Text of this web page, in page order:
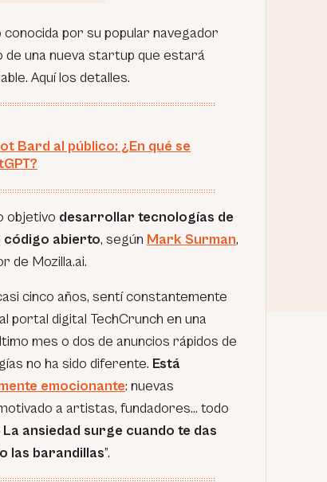
por su popular navegador
de una nueva startup que estará
Aquí los detalles.
Bard al público: ¿En qué se
objetivo desarrollar tecnologías de
código abierto, según Mark Surman,
de Mozilla.ai.
cinco años, sentí constantemente
portal digital TechCrunch en una
mes o dos de anuncios rápidos de
no ha sido diferente. Está
emocionante: nuevas
a artistas, fundadores… todo
La ansiedad surge cuando te das
las barandillas”.